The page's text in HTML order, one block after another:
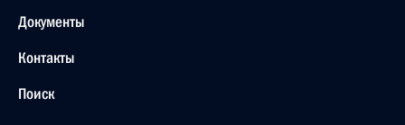
Документы
Контакты
Поиск